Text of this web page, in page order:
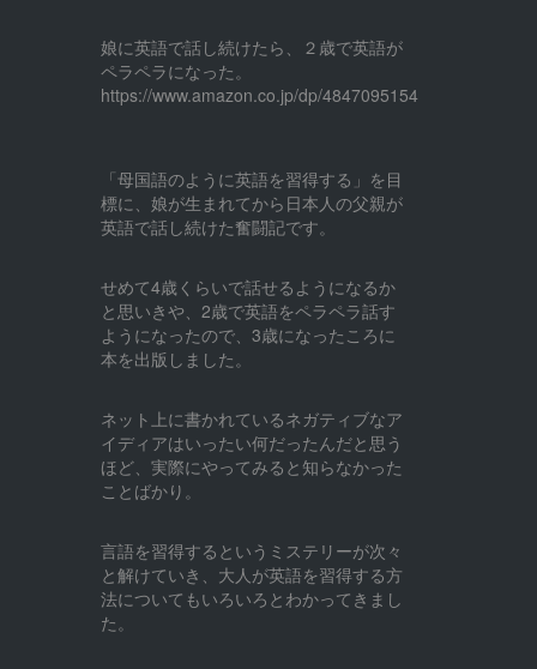
娘に英語で話し続けたら、２歳で英語が
ペラペラになった。
https://www.amazon.co.jp/dp/4847095154
「母国語のように英語を習得する」を目
標に、娘が生まれてから日本人の父親が
英語で話し続けた奮闘記です。
せめて4歳くらいで話せるようになるか
と思いきや、2歳で英語をペラペラ話す
ようになったので、3歳になったころに
本を出版しました。
ネット上に書かれているネガティブなア
イディアはいったい何だったんだと思う
ほど、実際にやってみると知らなかった
ことばかり。
言語を習得するというミステリーが次々
と解けていき、大人が英語を習得する方
法についてもいろいろとわかってきまし
た。